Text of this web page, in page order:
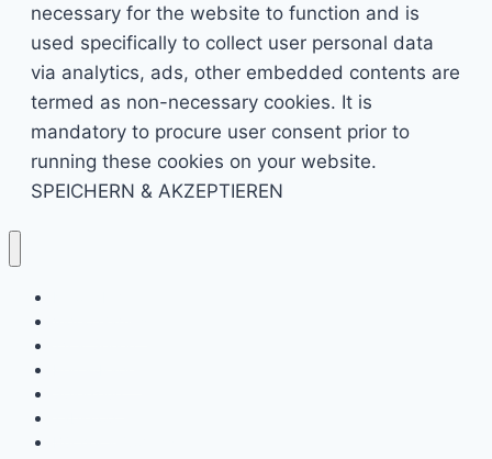
necessary for the website to function and is
used specifically to collect user personal data
via analytics, ads, other embedded contents are
termed as non-necessary cookies. It is
mandatory to procure user consent prior to
running these cookies on your website.
SPEICHERN & AKZEPTIEREN